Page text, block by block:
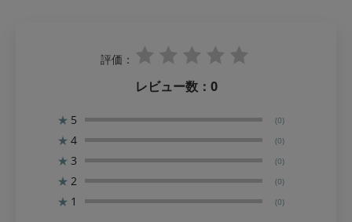
評価：
レビュー数： 0
★ 5 (0)
★ 4 (0)
★ 3 (0)
★ 2 (0)
★ 1 (0)